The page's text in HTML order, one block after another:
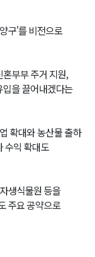
구'를 비전으로
부부 주거 지원,
입을 끌어내겠다는
확대와 농산물 출하
수익 확대도
생식물원 등을
주요 공약으로